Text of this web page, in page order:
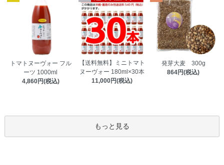
トマトヌーヴォー フル
ーツ 1000ml
4,860円(税込)
【送料無料】ミニトマト
ヌーヴォー 180ml×30本
11,000円(税込)
発芽大麦 300g
864円(税込)
もっと見る